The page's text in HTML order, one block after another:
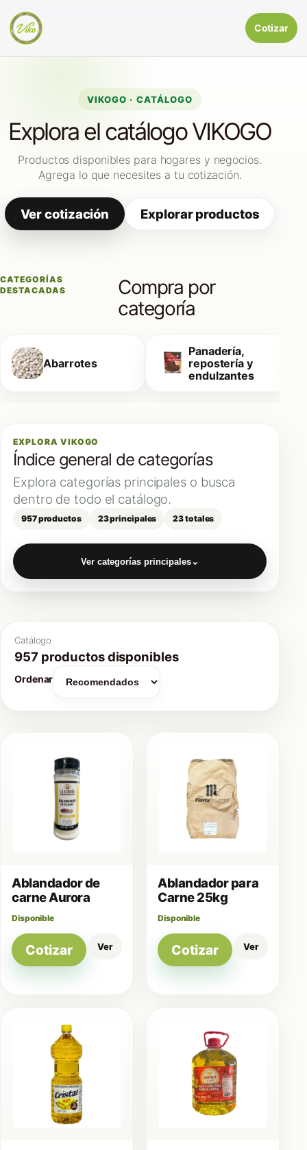
Cotizar
VIKOGO · CATÁLOGO
Explora el catálogo VIKOGO
Productos disponibles para hogares y negocios.
Agrega lo que necesites a tu cotización.
Ver cotización Explorar productos
CATEGORÍAS
DESTACADAS
Compra por
categoría
Abarrotes
Panadería,
repostería y
endulzantes
EXPLORA VIKOGO
Índice general de categorías
Explora categorías principales o busca
dentro de todo el catálogo.
957 productos 23 principales 23 totales
Ver categorías principales⌄
Catálogo
957 productos disponibles
Ordenar
Ablandador de
carne Aurora
Disponible
Cotizar Ver
Ablandador para
Carne 25kg
Disponible
Cotizar Ver